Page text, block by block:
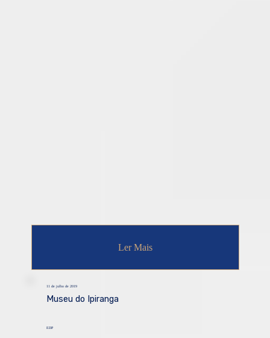
Ler Mais
11 de julho de 2019
Museu do Ipiranga
EDP